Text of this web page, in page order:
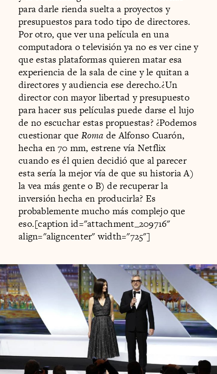
para darle rienda suelta a proyectos y
presupuestos para todo tipo de directores.
Por otro, que ver una película en una
computadora o televisión ya no es ver cine y
que estas plataformas quieren matar esa
experiencia de la sala de cine y le quitan a
directores y audiencia ese derecho.¿Un
director con mayor libertad y presupuesto
para hacer sus películas puede darse el lujo
de no escuchar estas propuestas? ¿Podemos
cuestionar que Roma de Alfonso Cuarón,
hecha en 70 mm, estrene vía Netflix
cuando es él quien decidió que al parecer
esta sería la mejor vía de que su historia A)
la vea más gente o B) de recuperar la
inversión hecha en producirla? Es
probablemente mucho más complejo que
eso.[caption id="attachment_209716"
align="aligncenter" width="725"]